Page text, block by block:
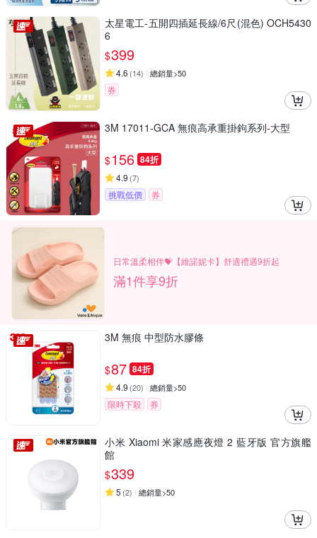
太星電工-五開四插延長線/6尺(混色) OCH5430
6
$399
4.6 (14) 總銷量>50
券
3M 17011-GCA 無痕高承重掛鉤系列-大型
$156 84折
4.9 (7)
挑戰低價 券
日常溫柔相伴💝【維諾妮卡】舒適禮遇9折起
滿1件享9折
3M 無痕 中型防水膠條
$87 84折
4.9 (20) 總銷量>50
限時下殺 券
小米 Xiaomi 米家感應夜燈 2 藍牙版 官方旗艦
館
$339
5 (2) 總銷量>50